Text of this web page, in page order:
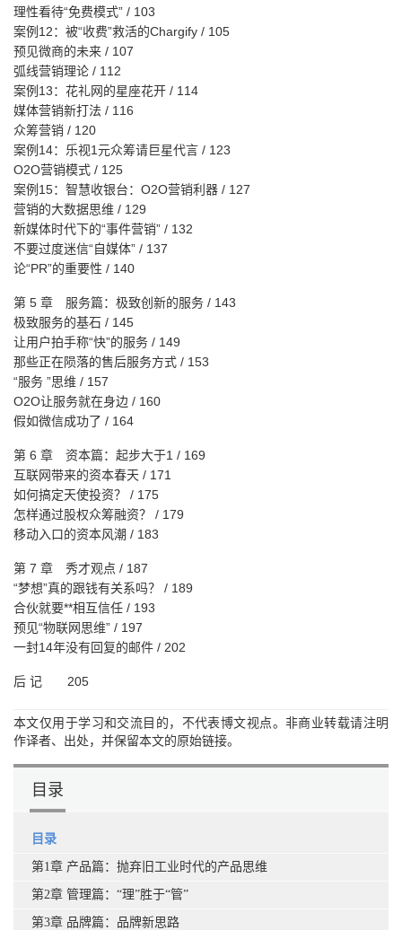
理性看待“免费模式” / 103
案例12：被“收费”救活的Chargify / 105
预见微商的未来 / 107
弧线营销理论 / 112
案例13：花礼网的星座花开 / 114
媒体营销新打法 / 116
众筹营销 / 120
案例14：乐视1元众筹请巨星代言 / 123
O2O营销模式 / 125
案例15：智慧收银台：O2O营销利器 / 127
营销的大数据思维 / 129
新媒体时代下的“事件营销” / 132
不要过度迷信“自媒体” / 137
论“PR”的重要性 / 140
第 5 章 服务篇：极致创新的服务 / 143
极致服务的基石 / 145
让用户拍手称“快”的服务 / 149
那些正在陨落的售后服务方式 / 153
“服务 ”思维 / 157
O2O让服务就在身边 / 160
假如微信成功了 / 164
第 6 章 资本篇：起步大于1 / 169
互联网带来的资本春天 / 171
如何搞定天使投资？ / 175
怎样通过股权众筹融资？ / 179
移动入口的资本风潮 / 183
第 7 章 秀才观点 / 187
“梦想”真的跟钱有关系吗？ / 189
合伙就要**相互信任 / 193
预见“物联网思维” / 197
一封14年没有回复的邮件 / 202
后 记 205
本文仅用于学习和交流目的，不代表博文视点。非商业转载请注明
作译者、出处，并保留本文的原始链接。
目录
目录
第1章 产品篇：抛弃旧工业时代的产品思维
第2章 管理篇：“理”胜于“管”
第3章 品牌篇：品牌新思路